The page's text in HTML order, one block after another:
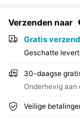
Verzenden naar
Gratis
Geschatte
30-daagse
Onderhevig aan
Veilige